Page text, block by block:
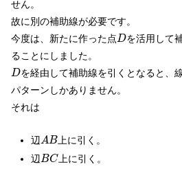
せん。
故に別の補助線が必要です。
今度は、新たに作った点D
Dを活用して
ることにしました。
D
Dを経由して補助線を引くとなると、
パターンしかありません。
それは
辺AB
A B上に引く。
辺BC
BC上に引く。